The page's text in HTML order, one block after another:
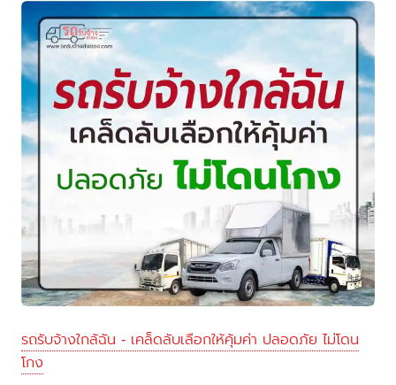
รถรับจ้างใกล้ฉัน - เคล็ดลับเลือกให้คุ้มค่า ปลอดภัย ไม่โดน
โกง